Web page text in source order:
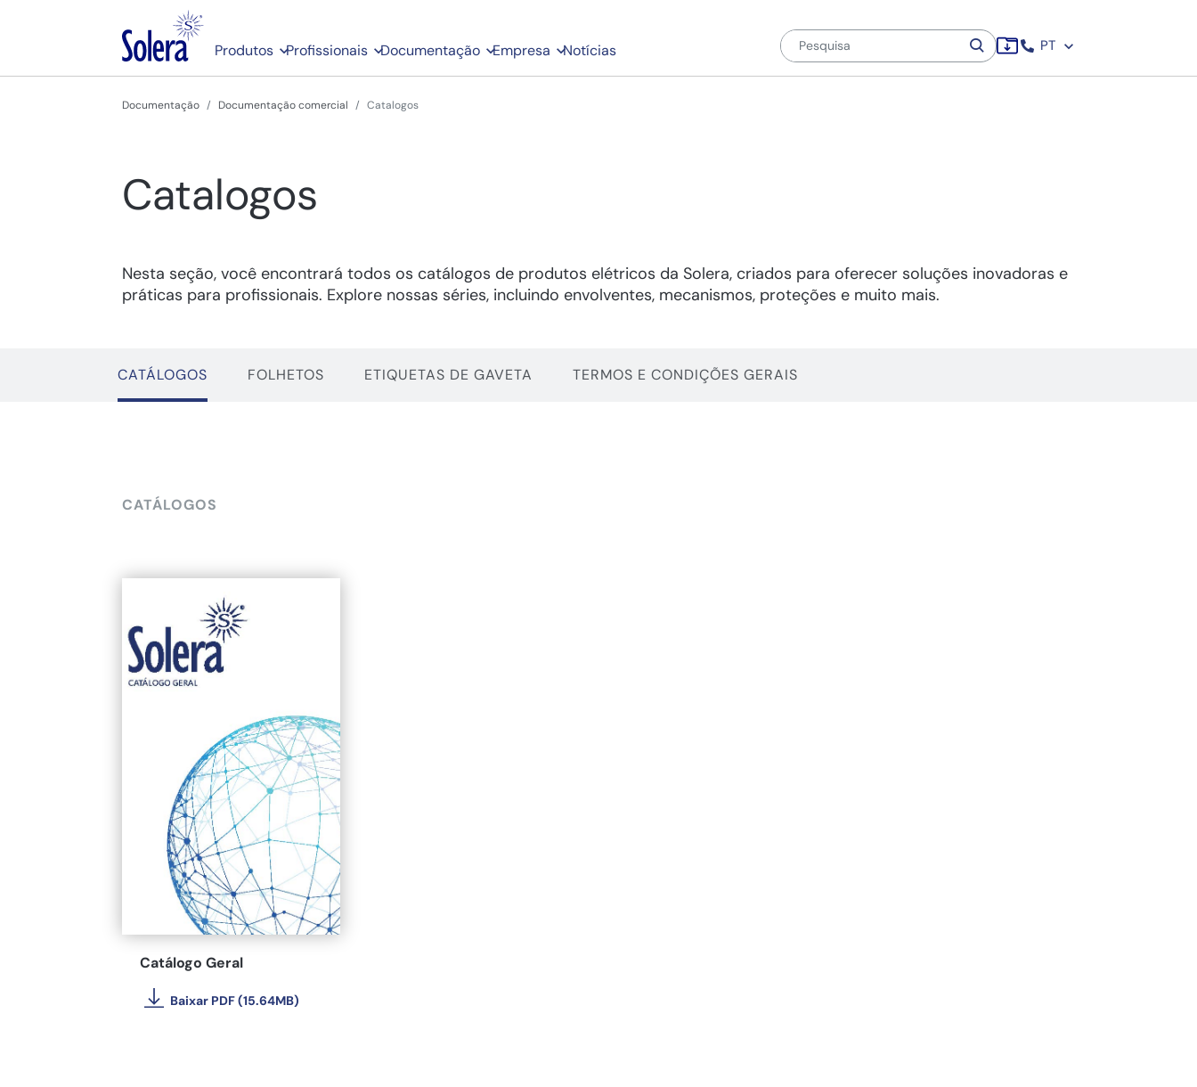
Produtos Profissionais Documentação Empresa Notícias PT
Documentação Documentação comercial Catalogos
Catalogos
Nesta seção, você encontrará todos os catálogos de produtos elétricos da Solera, criados para oferecer soluções inovadoras e
práticas para profissionais. Explore nossas séries, incluindo envolventes, mecanismos, proteções e muito mais.
CATÁLOGOS FOLHETOS ETIQUETAS DE GAVETA TERMOS E CONDIÇÕES GERAIS
CATÁLOGOS
Catálogo Geral
Baixar PDF (15.64MB)